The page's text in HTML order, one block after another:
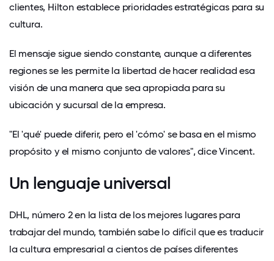
clientes, Hilton establece prioridades estratégicas para su
cultura.
El mensaje sigue siendo constante, aunque a diferentes
regiones se les permite la libertad de hacer realidad esa
visión de una manera que sea apropiada para su
ubicación y sucursal de la empresa.
"El 'qué' puede diferir, pero el 'cómo' se basa en el mismo
propósito y el mismo conjunto de valores", dice Vincent.
Un lenguaje universal
DHL, número 2 en la lista de los mejores lugares para
trabajar del mundo, también sabe lo difícil que es traducir
la cultura empresarial a cientos de países diferentes